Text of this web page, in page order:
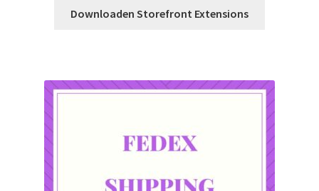
Downloaden Storefront Extensions